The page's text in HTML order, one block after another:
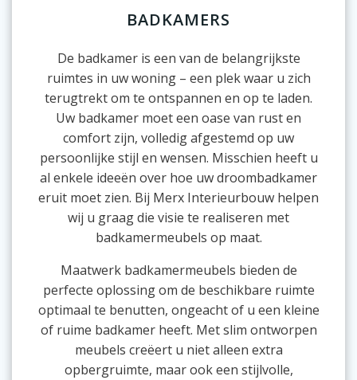
BADKAMERS
De badkamer is een van de belangrijkste
ruimtes in uw woning – een plek waar u zich
terugtrekt om te ontspannen en op te laden.
Uw badkamer moet een oase van rust en
comfort zijn, volledig afgestemd op uw
persoonlijke stijl en wensen. Misschien heeft u
al enkele ideeën over hoe uw droombadkamer
eruit moet zien. Bij Merx Interieurbouw helpen
wij u graag die visie te realiseren met
badkamermeubels op maat.
Maatwerk badkamermeubels bieden de
perfecte oplossing om de beschikbare ruimte
optimaal te benutten, ongeacht of u een kleine
of ruime badkamer heeft. Met slim ontworpen
meubels creëert u niet alleen extra
opbergruimte, maar ook een stijlvolle,